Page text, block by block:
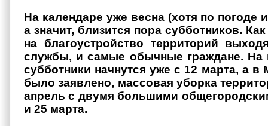
На календаре уже весна (хотя по погоде
а значит, близится пора субботников.
на благоустройство территорий
службы, и самые обычные граждане. На
субботники начнутся уже с 12 марта, а в
было заявлено, массовая уборка
апрель с двумя большими
и 25 марта.